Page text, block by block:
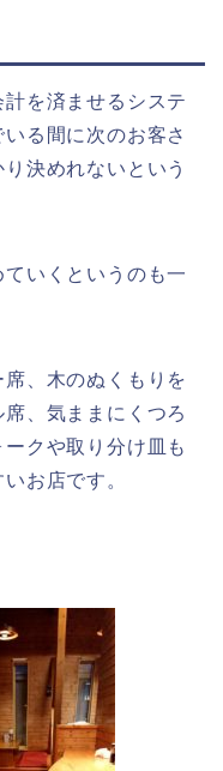
を済ませるシステ
る間に次のお客さ
決めれないという
いくというのも一
、木のぬくもりを
、気ままにくつろ
クや取り分け皿も
お店です。